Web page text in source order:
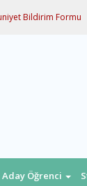
Bildirim Formu
Aday Öğrenci